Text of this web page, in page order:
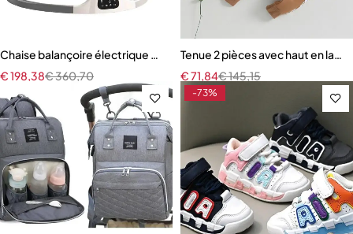
Chaise balançoire électrique de luxe pour bébé
€360,70
€198,38
Tenue 2 pièces avec haut en
€145,15
€71,84
-73%